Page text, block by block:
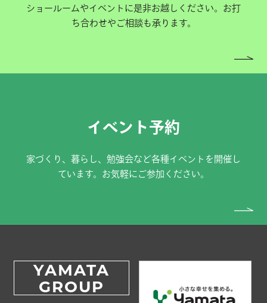
ショールームやイベントに是非お越しください。お打
ち合わせやご相談も承ります。
イベント予約
家づくり、暮らし、勉強会など各種イベントを開催し
ています。お気軽にご参加ください。
YAMATA
GROUP